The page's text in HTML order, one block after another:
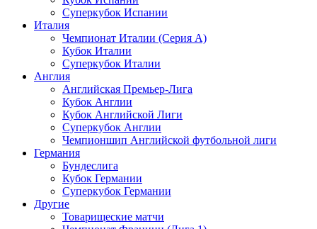
Суперкубок Испании
Италия
Чемпионат Италии (Серия А)
Кубок Италии
Суперкубок Италии
Англия
Английская Премьер-Лига
Кубок Англии
Кубок Английской Лиги
Суперкубок Англии
Чемпионшип Английской футбольной лиги
Германия
Бундеслига
Кубок Германии
Суперкубок Германии
Другие
Товарищеские матчи